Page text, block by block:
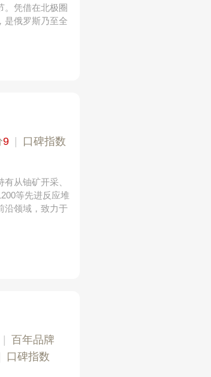
。凭借在北极圈
是俄罗斯乃至全
9
口碑指数
从铀矿开采、
等先进反应堆
沿领域，致力于
百年品牌
口碑指数